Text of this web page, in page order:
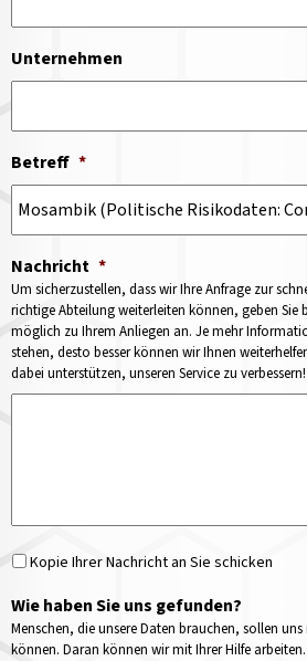
Unternehmen
Betreff *
Nachricht *
Um sicherzustellen, dass wir Ihre Anfrage zur
richtige Abteilung weiterleiten können, geben Sie
möglich zu Ihrem Anliegen an. Je mehr
stehen, desto besser können wir Ihnen
dabei unterstützen, unseren Service zu verbessern!
Kopie Ihrer Nachricht an Sie schicken
Wie haben Sie uns gefunden?
Menschen, die unsere Daten brauchen, sollen
können. Daran können wir mit Ihrer Hilfe arbeiten.